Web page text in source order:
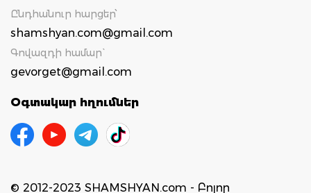
Ընդհանուր հարցեր՝
shamshyan.com@gmail.com
Գովազդի համար`
gevorget@gmail.com
Օգտակար հղումներ
© 2012-2023 SHAMSHYAN.com - Բոլոր